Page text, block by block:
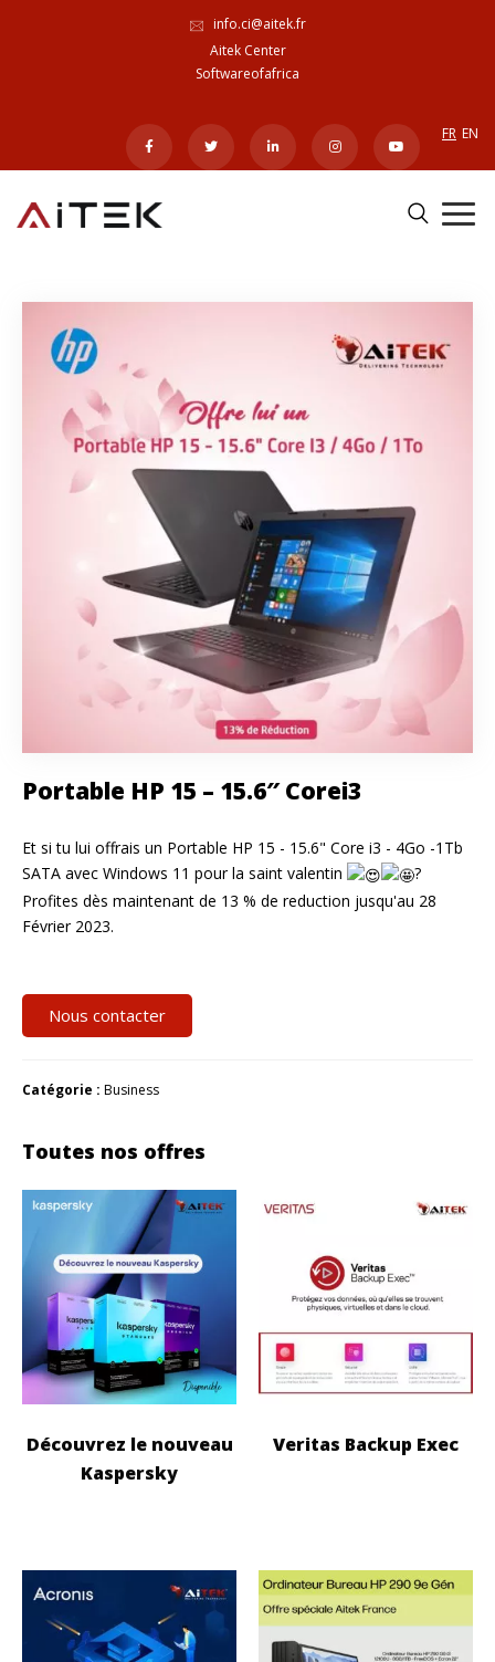
info.ci@aitek.fr
Aitek Center
Softwareofafrica
FR EN
Portable HP 15 – 15.6″ Corei3
Et si tu lui offrais un Portable HP 15 - 15.6" Core i3 - 4Go -1Tb
SATA avec Windows 11 pour la saint valentin
?
Profites dès maintenant de 13 % de reduction jusqu'au 28
Février 2023.
Nous contacter
Catégorie : Business
Toutes nos offres
Découvrez le nouveau
Kaspersky
Veritas Backup Exec